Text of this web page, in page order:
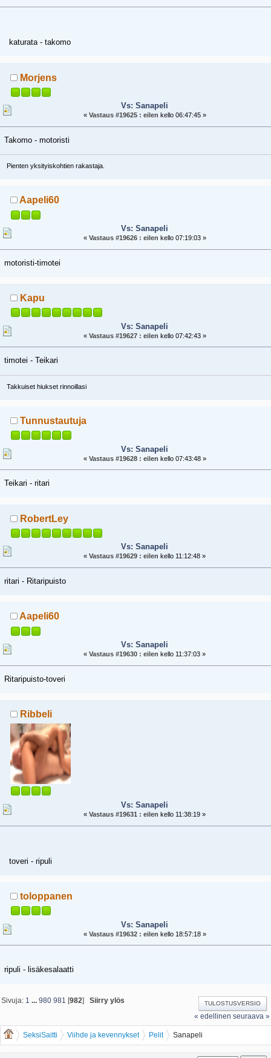
katurata - takomo
Morjens
Vs: Sanapeli
« Vastaus #19625 : eilen kello 06:47:45 »
Takomo - motoristi
Pienten yksityiskohtien rakastaja.
Aapeli60
Vs: Sanapeli
« Vastaus #19626 : eilen kello 07:19:03 »
motoristi-timotei
Kapu
Vs: Sanapeli
« Vastaus #19627 : eilen kello 07:42:43 »
timotei - Teikari
Takkuiset hiukset rinnoillasi
Tunnustautuja
Vs: Sanapeli
« Vastaus #19628 : eilen kello 07:43:48 »
Teikari - ritari
RobertLey
Vs: Sanapeli
«Vastaus #19629 : eilen kello 11:12:48 »
ritari - Ritaripuisto
Aapeli60
Vs: Sanapeli
«Vastaus #19630 : eilen kello 11:37:03 »
Ritaripuisto-toveri
Ribbeli
Vs: Sanapeli
«Vastaus #19631 : eilen kello 11:38:19 »
toveri - ripuli
toloppanen
Vs: Sanapeli
« Vastaus #19632 : eilen kello 18:57:18 »
ripuli - lisäkesalaatti
TULOSTUSVERSIO
Sivuja: 1 ...980 981 [982]Siirry ylös
« edellinen seuraava »
SeksiSaitti Viihde ja kevennykset Pelit Sanapeli